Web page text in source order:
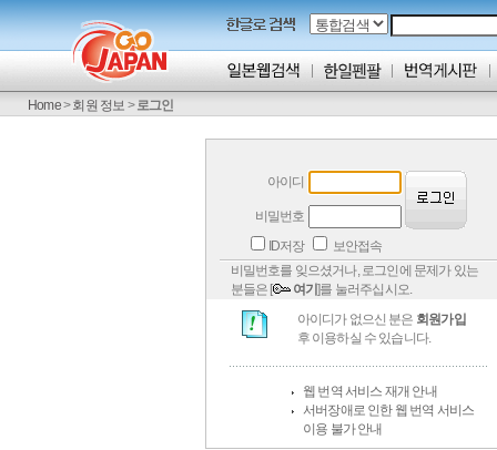
Home>회원 정보 >로그인
아이디
비밀번호
ID저장
보안접속
비밀번호를 잊으셨거나, 로그인에 문제가 있는
분들은 [
여기]를 눌러주십시오.
아이디가 없으신 분은 회원가입
후 이용하실 수 있습니다.
웹 번역 서비스 재개 안내
서버장애로 인한 웹 번역 서비스
이용 불가 안내